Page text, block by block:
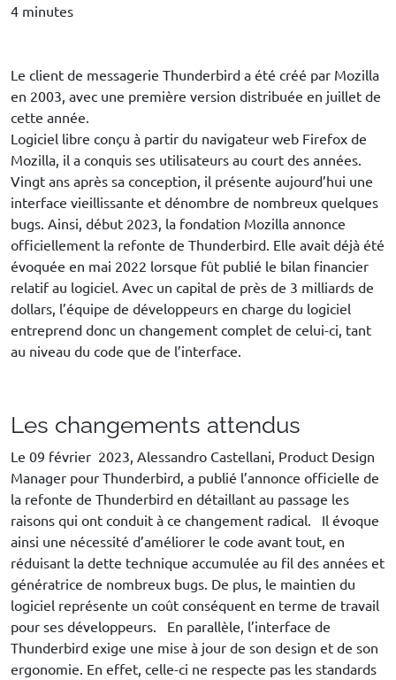
4 minutes
Le client de messagerie Thunderbird a été créé par Mozilla
en 2003, avec une première version distribuée en juillet de
cette année.
Logiciel libre conçu à partir du navigateur web Firefox de
Mozilla, il a conquis ses utilisateurs au court des années.
Vingt ans après sa conception, il présente aujourd’hui une
interface vieillissante et dénombre de nombreux quelques
bugs. Ainsi, début 2023, la fondation Mozilla annonce
officiellement la refonte de Thunderbird. Elle avait déjà été
évoquée en mai 2022 lorsque fût publié le bilan financier
relatif au logiciel. Avec un capital de près de 3 milliards de
dollars, l’équipe de développeurs en charge du logiciel
entreprend donc un changement complet de celui-ci, tant
au niveau du code que de l’interface.
Les changements attendus
Le 09 février 2023, Alessandro Castellani, Product Design
Manager pour Thunderbird, a publié l’annonce officielle de
la refonte de Thunderbird en détaillant au passage les
raisons qui ont conduit à ce changement radical. Il évoque
ainsi une nécessité d’améliorer le code avant tout, en
réduisant la dette technique accumulée au fil des années et
génératrice de nombreux bugs. De plus, le maintien du
logiciel représente un coût conséquent en terme de travail
pour ses développeurs. En parallèle, l’interface de
Thunderbird exige une mise à jour de son design et de son
ergonomie. En effet, celle-ci ne respecte pas les standards